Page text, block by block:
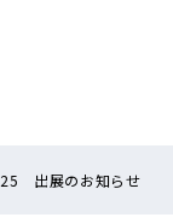
出展のお知らせ